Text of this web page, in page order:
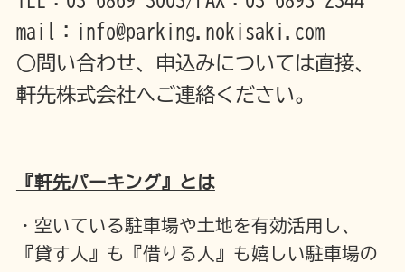
mail：info@parking.nokisaki.com
○問い合わせ、申込みについては直接、
軒先株式会社へご連絡ください。
『軒先パーキング』とは
・空いている駐車場や土地を有効活用し、
『貸す人』も『借りる人』も嬉しい駐車場の